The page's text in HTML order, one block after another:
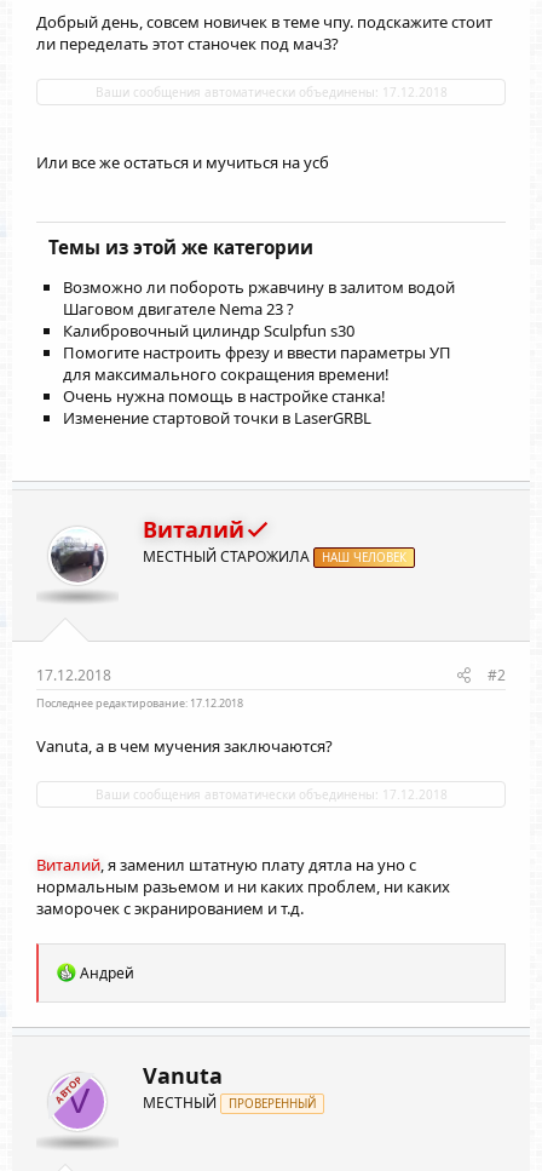
Добрый день, совсем новичек в теме чпу. подскажите стоит
ли переделать этот станочек под мач3?
Ваши сообщения автоматически объединены: 17.12.2018
Или все же остаться и мучиться на усб
Темы из этой же категории
Возможно ли побороть ржавчину в залитом водой
Шаговом двигателе Nema 23 ?
Калибровочный цилиндр Sculpfun s30
Помогите настроить фрезу и ввести параметры УП
для максимального сокращения времени!
Очень нужна помощь в настройке станка!
Изменение стартовой точки в LaserGRBL
Виталий
МЕСТНЫЙ СТАРОЖИЛА НАШ ЧЕЛОВЕК
17.12.2018 #2
Последнее редактирование: 17.12.2018
Vanuta, а в чем мучения заключаются?
Ваши сообщения автоматически объединены: 17.12.2018
Виталий, я заменил штатную плату дятла на уно с
нормальным разьемом и ни каких проблем, ни каких
заморочек с экранированием и т.д.
Р
а
к
и
и
:
Андрей
АВТОР
V
Vanuta
МЕСТНЫЙ ПРОВЕРЕННЫЙ